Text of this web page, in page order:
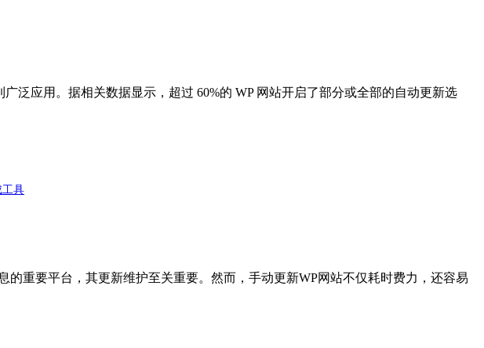
泛应用。据相关数据显示，超过 60%的 WP 网站开启了部分或全部的自动更新选
工具
的重要平台，其更新维护至关重要。然而，手动更新WP网站不仅耗时费力，还容易